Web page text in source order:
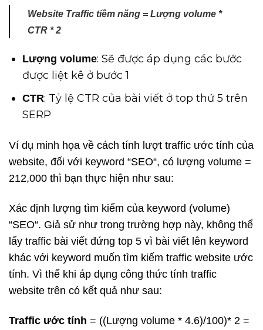
Website Traffic tiềm năng = Lượng volume *
CTR * 2
Lượng volume: Sẽ được áp dụng các bước
được liệt kê ở bước 1
CTR: Tỷ lệ CTR của bài viết ở top thứ 5 trên
SERP
Ví dụ minh họa về cách tính lượt traffic ước tính của
website, đối với keyword “SEO“, có lượng volume =
212,000 thì bạn thực hiện như sau:
Xác định lượng tìm kiếm của keyword (volume)
“SEO“. Giả sử như trong trường hợp này, không thể
lấy traffic bài viết đứng top 5 vì bài viết lên keyword
khác với keyword muốn tìm kiếm traffic website ước
tính. Vì thế khi áp dụng công thức tính traffic
website trên có kết quả như sau:
Traffic ước tính = ((Lượng volume * 4.6)/100)* 2 =